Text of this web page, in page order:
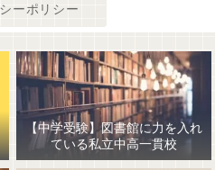
ーポリシー
【中学受験】図書館に力を入れ
ている私立中高一貫校